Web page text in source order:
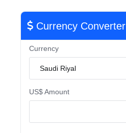
Currency Converter
Currency
US$ Amount